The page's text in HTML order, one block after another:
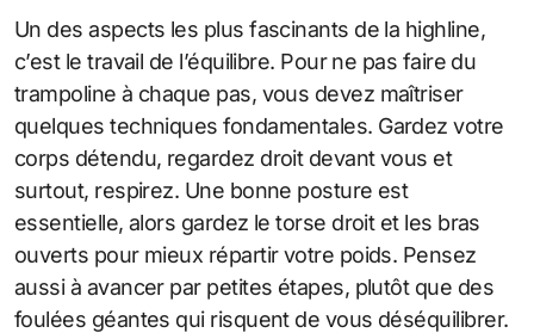
Un des aspects les plus fascinants de la highline,
c’est le travail de l’équilibre. Pour ne pas faire du
trampoline à chaque pas, vous devez maîtriser
quelques techniques fondamentales. Gardez votre
corps détendu, regardez droit devant vous et
surtout, respirez. Une bonne posture est
essentielle, alors gardez le torse droit et les bras
ouverts pour mieux répartir votre poids. Pensez
aussi à avancer par petites étapes, plutôt que des
foulées géantes qui risquent de vous déséquilibrer.